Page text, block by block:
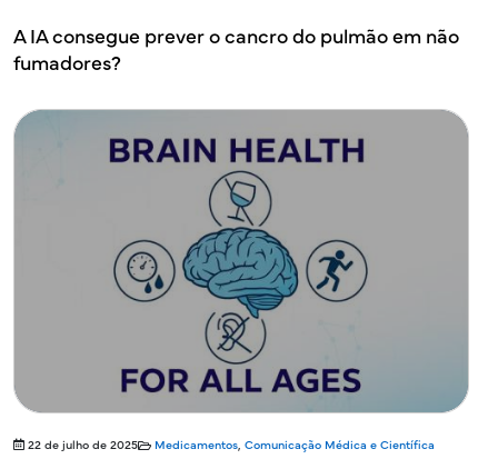
A IA consegue prever o cancro do pulmão em não
fumadores?
22 de julho de 2025 Medicamentos, Comunicação Médica e Científica